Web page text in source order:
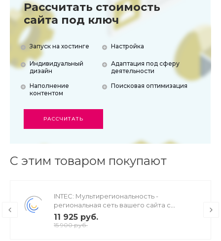
Рассчитать стоимость
сайта под ключ
Запуск на хостинге
Индивидуальный
дизайн
Наполнение
контентом
Настройка
Адаптация под сферу
деятельности
Поисковая оптимизация
РАССЧИТАТЬ
С этим товаром покупают
INTEC: Мультирегиональность -
региональная сеть вашего сайта с
продвижением в поисковиках
11 925 руб.
15 900 руб.